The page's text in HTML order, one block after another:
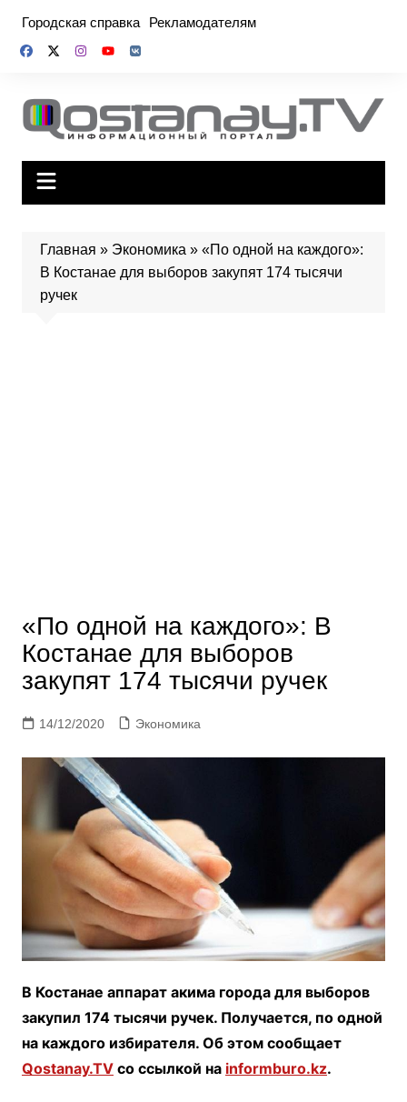
содержимому
Городская справка Рекламодателям
Главная » Экономика » «По одной на каждого»:
В Костанае для выборов закупят 174 тысячи
ручек
«По одной на каждого»: В
Костанае для выборов
закупят 174 тысячи ручек
14/12/2020 Экономика
В Костанае аппарат акима города для выборов
закупил 174 тысячи ручек. Получается, по одной
на каждого избирателя. Об этом сообщает
Qostanay.TVсо ссылкой на informburo.kz.